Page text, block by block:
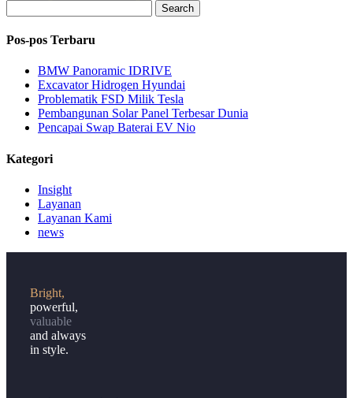
Search
Pos-pos Terbaru
BMW Panoramic IDRIVE
Excavator Hidrogen Hyundai
Problematik FSD Milik Tesla
Pembangunan Solar Panel Terbesar Dunia
Pencapai Swap Baterai EV Nio
Kategori
Insight
Layanan
Layanan Kami
news
Bright,
powerful,
valuable
and always
in style.